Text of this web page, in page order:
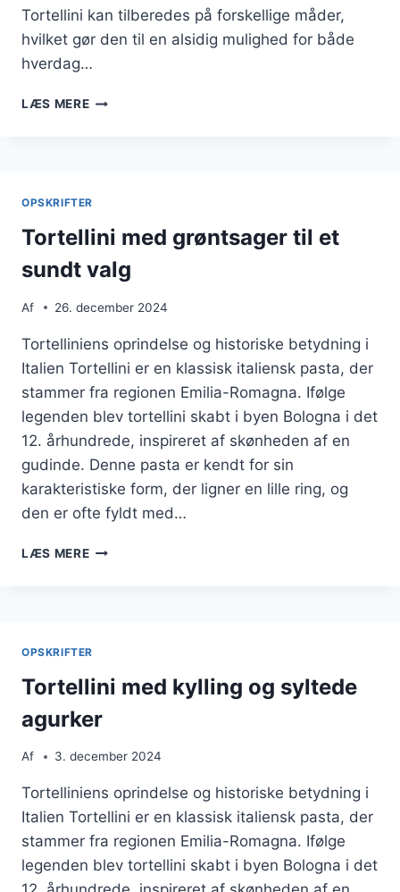
Tortellini kan tilberedes på forskellige måder,
hvilket gør den til en alsidig mulighed for både
hverdag…
LÆS MERETORTELLINI
OPSKRIFTER
Tortellini med grøntsager til et
sundt valg
Af 26. december 2024
Tortelliniens oprindelse og historiske betydning i
Italien Tortellini er en klassisk italiensk pasta, der
stammer fra regionen Emilia-Romagna. Ifølge
legenden blev tortellini skabt i byen Bologna i det
12. århundrede, inspireret af skønheden af en
gudinde. Denne pasta er kendt for sin
karakteristiske form, der ligner en lille ring, og
den er ofte fyldt med…
LÆS MERETORTELLINI
OPSKRIFTER
Tortellini med kylling og syltede
agurker
Af 3. december 2024
Tortelliniens oprindelse og historiske betydning i
Italien Tortellini er en klassisk italiensk pasta, der
stammer fra regionen Emilia-Romagna. Ifølge
legenden blev tortellini skabt i byen Bologna i det